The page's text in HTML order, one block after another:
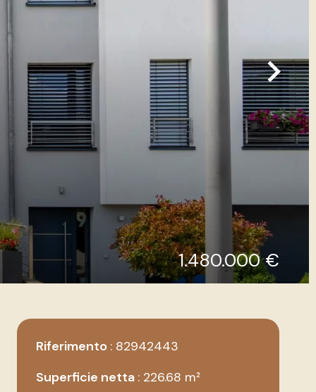
1.480.000 €
Riferimento 82942443
Superficie netta 226.68 m²